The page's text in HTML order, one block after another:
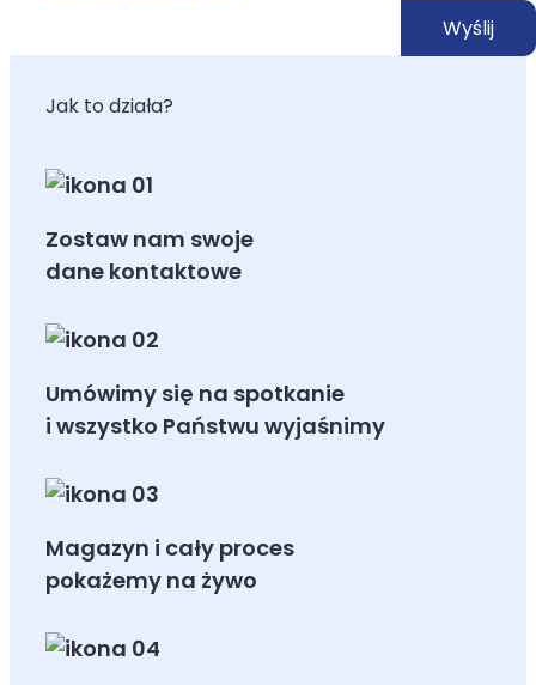
Jak to działa?
Zostaw nam swoje
dane kontaktowe
Umówimy się na spotkanie
i wszystko Państwu wyjaśnimy
Magazyn i cały proces
pokażemy na żywo